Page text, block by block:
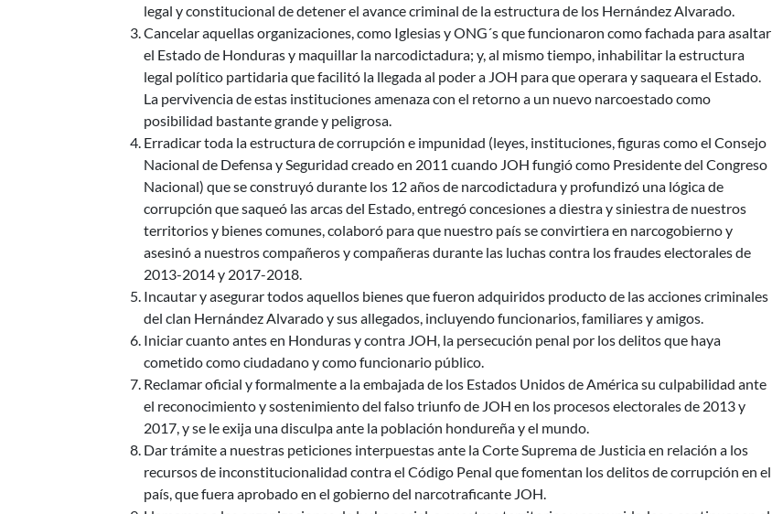
legal y constitucional de detener el avance criminal de la estructura de los Hernández Alvarado.
Cancelar aquellas organizaciones, como Iglesias y ONG´s que funcionaron como fachada para asaltar
el Estado de Honduras y maquillar la narcodictadura; y, al mismo tiempo, inhabilitar la estructura
legal político partidaria que facilitó la llegada al poder a JOH para que operara y saqueara el Estado.
La pervivencia de estas instituciones amenaza con el retorno a un nuevo narcoestado como
posibilidad bastante grande y peligrosa.
Erradicar toda la estructura de corrupción e impunidad (leyes, instituciones, figuras como el Consejo
Nacional de Defensa y Seguridad creado en 2011 cuando JOH fungió como Presidente del Congreso
Nacional) que se construyó durante los 12 años de narcodictadura y profundizó una lógica de
corrupción que saqueó las arcas del Estado, entregó concesiones a diestra y siniestra de nuestros
territorios y bienes comunes, colaboró para que nuestro país se convirtiera en narcogobierno y
asesinó a nuestros compañeros y compañeras durante las luchas contra los fraudes electorales de
2013-2014 y 2017-2018.
Incautar y asegurar todos aquellos bienes que fueron adquiridos producto de las acciones criminales
del clan Hernández Alvarado y sus allegados, incluyendo funcionarios, familiares y amigos.
Iniciar cuanto antes en Honduras y contra JOH, la persecución penal por los delitos que haya
cometido como ciudadano y como funcionario público.
Reclamar oficial y formalmente a la embajada de los Estados Unidos de América su culpabilidad ante
el reconocimiento y sostenimiento del falso triunfo de JOH en los procesos electorales de 2013 y
2017, y se le exija una disculpa ante la población hondureña y el mundo.
Dar trámite a nuestras peticiones interpuestas ante la Corte Suprema de Justicia en relación a los
recursos de inconstitucionalidad contra el Código Penal que fomentan los delitos de corrupción en el
país, que fuera aprobado en el gobierno del narcotraficante JOH.